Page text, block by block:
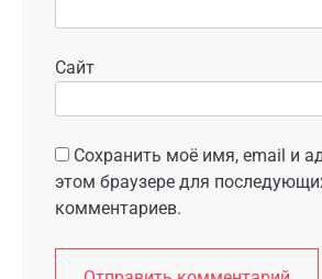
Сайт
Сохранить моё имя, email и
этом браузере для
комментариев.